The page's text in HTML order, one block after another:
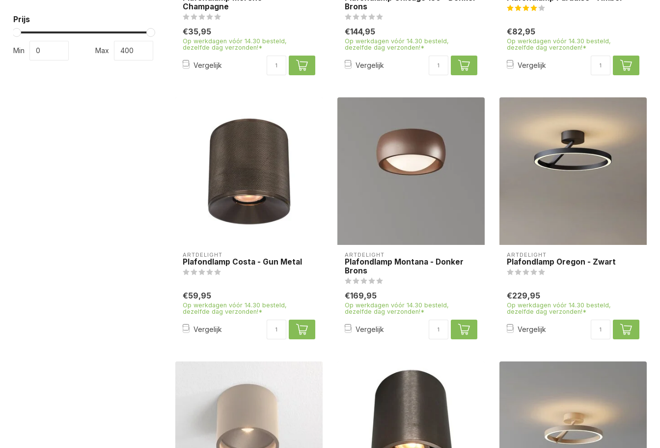
Prijs
Min Max
Champagne
€35,95
Op werkdagen vóór 14.30 besteld,
dezelfde dag verzonden!*
Vergelijk
Brons
€144,95
Op werkdagen vóór 14.30 besteld,
dezelfde dag verzonden!*
Vergelijk
€82,95
Op werkdagen vóór 14.30 besteld,
dezelfde dag verzonden!*
Vergelijk
ARTDELIGHT
Plafondlamp Costa - Gun Metal
€59,95
Op werkdagen vóór 14.30 besteld,
dezelfde dag verzonden!*
Vergelijk
ARTDELIGHT
Plafondlamp Montana - Donker
Brons
€169,95
Op werkdagen vóór 14.30 besteld,
dezelfde dag verzonden!*
Vergelijk
ARTDELIGHT
Plafondlamp Oregon - Zwart
€229,95
Op werkdagen vóór 14.30 besteld,
dezelfde dag verzonden!*
Vergelijk